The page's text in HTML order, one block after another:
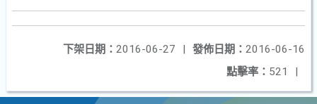
發佈日期： 2016-06-16
下架日期： 2016-06-27
|
點擊率： 521 |